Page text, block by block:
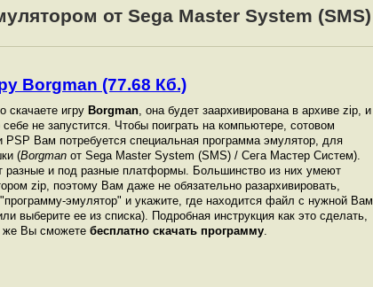
от Sega Master System (SMS)
Borgman (77.68 Кб.)
скачаете игру Borgman, она будет заархивирована в архиве zip, и
не запустится. Чтобы поиграть на компьютере, сотовом
Вам потребуется специальная программа эмулятор, для
(Borgman от Sega Master System (SMS) / Сега Мастер Систем).
разные и под разные платформы. Большинство из них умеют
zip, поэтому Вам даже не обязательно разархивировать,
"программу-эмулятор" и укажите, где находится файл с нужной Вам
выберите ее из списка). Подробная инструкция как это сделать,
же Вы сможете бесплатно скачать программу.